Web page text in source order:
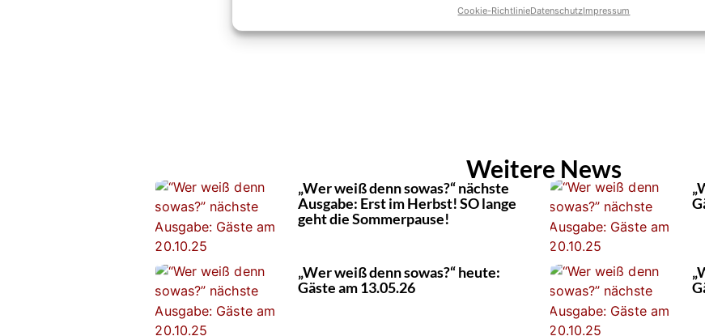
Cookie-RichtlinieDatenschutzImpressum
Weitere News
„Wer weiß denn sowas?“ nächste
Ausgabe: Erst im Herbst! SO lange
geht die Sommerpause!
„Wer weiß denn sowas?“ heute:
Gäste am 13.05.26